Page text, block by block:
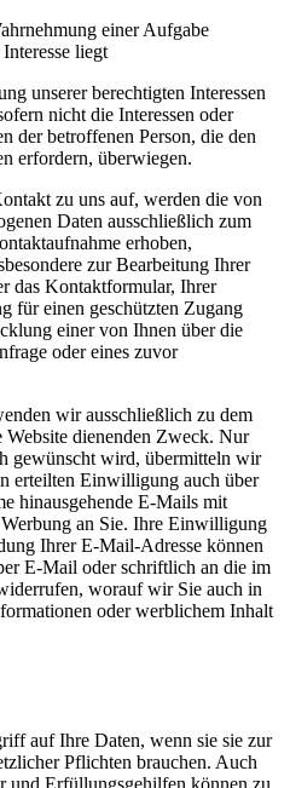
einer Aufgabe
liegt
unserer berechtigten Interessen
nicht die Interessen oder
der betroffenen Person, die den
erfordern, überwiegen.
zu uns auf, werden die von
Daten ausschließlich zum
erhoben,
zur Bearbeitung Ihrer
das Kontaktformular, Ihrer
für einen geschützten Zugang
einer von Ihnen über die
oder eines zuvor
wir ausschließlich zu dem
dienenden Zweck. Nur
gewünscht wird, übermitteln wir
erteilten Einwilligung auch über
hinausgehende E-Mails mit
an Sie. Ihre Einwilligung
Ihrer E-Mail-Adresse können
E-Mail oder schriftlich an die im
worauf wir Sie auch in
oder werblichem Inhalt
auf Ihre Daten, wenn sie sie zur
Pflichten brauchen. Auch
und Erfüllungsgehilfen können zu